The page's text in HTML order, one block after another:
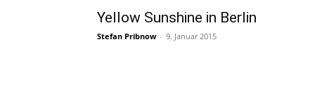
Yellow Sunshine in Berlin
Stefan Pribnow - 9. Januar 2015